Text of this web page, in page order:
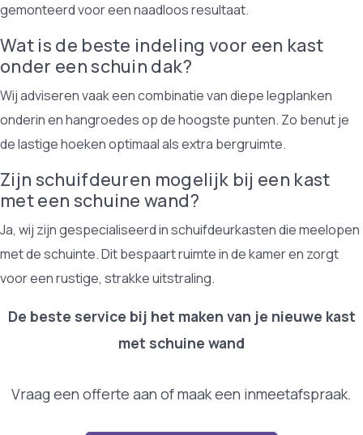
gemonteerd voor een naadloos resultaat.
Wat is de beste indeling voor een kast
onder een schuin dak?
Wij adviseren vaak een combinatie van diepe legplanken
onderin en hangroedes op de hoogste punten. Zo benut je
de lastige hoeken optimaal als extra bergruimte.
Zijn schuifdeuren mogelijk bij een kast
met een schuine wand?
Ja, wij zijn gespecialiseerd in schuifdeurkasten die meelopen
met de schuinte. Dit bespaart ruimte in de kamer en zorgt
voor een rustige, strakke uitstraling.
De beste service bij het maken van je nieuwe kast
met schuine wand
Vraag een offerte aan of maak een inmeetafspraak.